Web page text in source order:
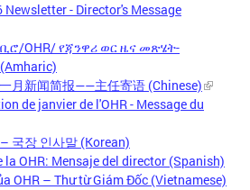
Newsletter - Director's Message
OHR/ የጃንዋሪ ወር ዜና መጽሄት-
月新闻简报——主任寄语 (Chinese)
de janvier de l'OHR - Message du
국장 인사말 (Korean)
la OHR: Mensaje del director (Spanish)
OHR – Thư từ Giám Đốc (Vietnamese)